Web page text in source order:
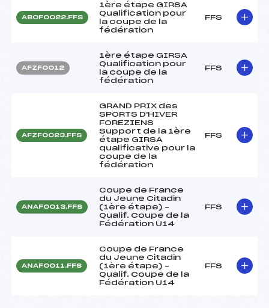
ABOF0022.FFS
1ère étape GIRSA
Qualification pour
la coupe de la
fédération
FFS
AFZF0012
1ère étape GIRSA
Qualification pour
la coupe de la
fédération
FFS
AFZF0023.FFS
GRAND PRIX des
SPORTS D'HIVER
FOREZIENS
Support de la 1ère
étape GIRSA
qualificative pour la
coupe de la
fédération
FFS
ANAF0013.FFS
Coupe de France
du Jeune Citadin
(1ère étape) –
Qualif. Coupe de la
Fédération U14
FFS
ANAF0011.FFS
Coupe de France
du Jeune Citadin
(1ère étape) –
Qualif. Coupe de la
Fédération U14
FFS